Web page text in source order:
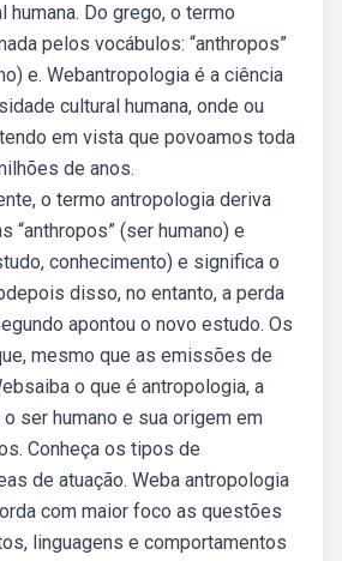
humana. Do grego, o termo
pelos vocábulos: “anthropos”
e. Webantropologia é a ciência
cultural humana, onde ou
em vista que povoamos toda
de anos.
o termo antropologia deriva
“anthropos” (ser humano) e
conhecimento) e significa o
disso, no entanto, a perda
apontou o novo estudo. Os
mesmo que as emissões de
o que é antropologia, a
ser humano e sua origem em
Conheça os tipos de
de atuação. Weba antropologia
com maior foco as questões
linguagens e comportamentos